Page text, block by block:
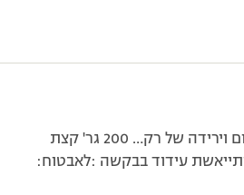
אז אחרי שקילה היום וירידה של רק… 200 גר' קצת
עידוד בבקשה :לאבטוח: